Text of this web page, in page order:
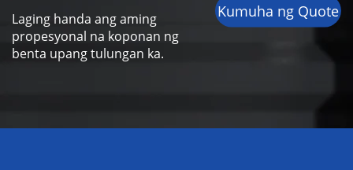
Laging handa ang aming
propesyonal na koponan ng
benta upang tulungan ka.
Kumuha ng Quote